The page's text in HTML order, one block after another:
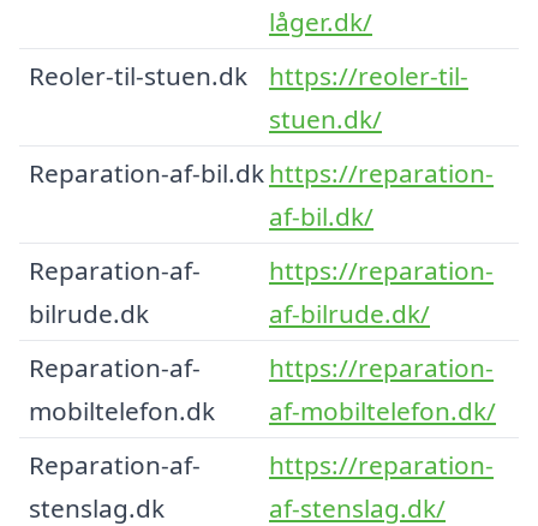
låger.dk/
Reoler-til-stuen.dk
https://reoler-til-
stuen.dk/
Reparation-af-bil.dkhttps://reparation-
af-bil.dk/
Reparation-af-
bilrude.dk
https://reparation-
af-bilrude.dk/
Reparation-af-
mobiltelefon.dk
https://reparation-
af-mobiltelefon.dk/
Reparation-af-
stenslag.dk
https://reparation-
af-stenslag.dk/